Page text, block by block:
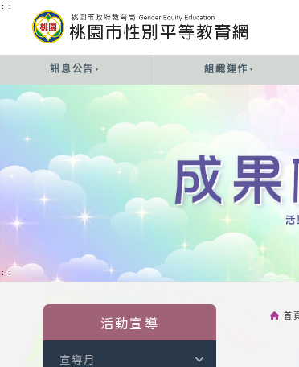
:::
訊息公告 組織運作
:::
活動宣導
宣導月
首
:::